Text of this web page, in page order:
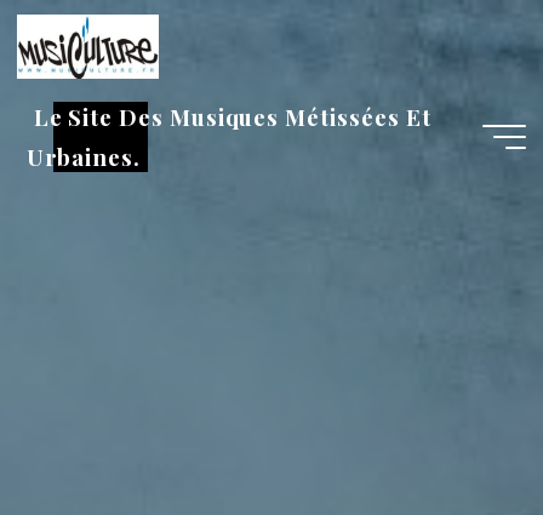
Aller
au
contenu
Le Site Des Musiques Métissées Et
Urbaines.